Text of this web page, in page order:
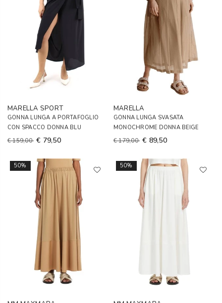
MARELLA SPORT
GONNA LUNGA A PORTAFOGLIO
CON SPACCO DONNA BLU
€ 159,00 € 79,50
MARELLA
GONNA LUNGA SVASATA
MONOCHROME DONNA BEIGE
€ 179,00 € 89,50
50% 50%